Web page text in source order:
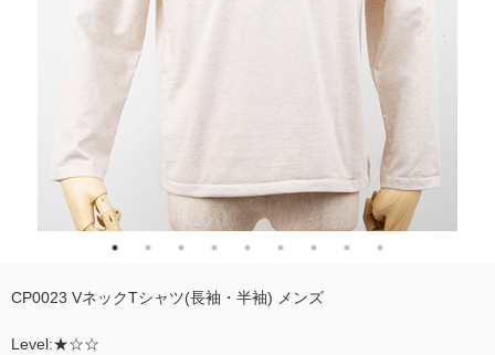
CP0023 VネックTシャツ(長袖・半袖) メンズ
Level:★☆☆